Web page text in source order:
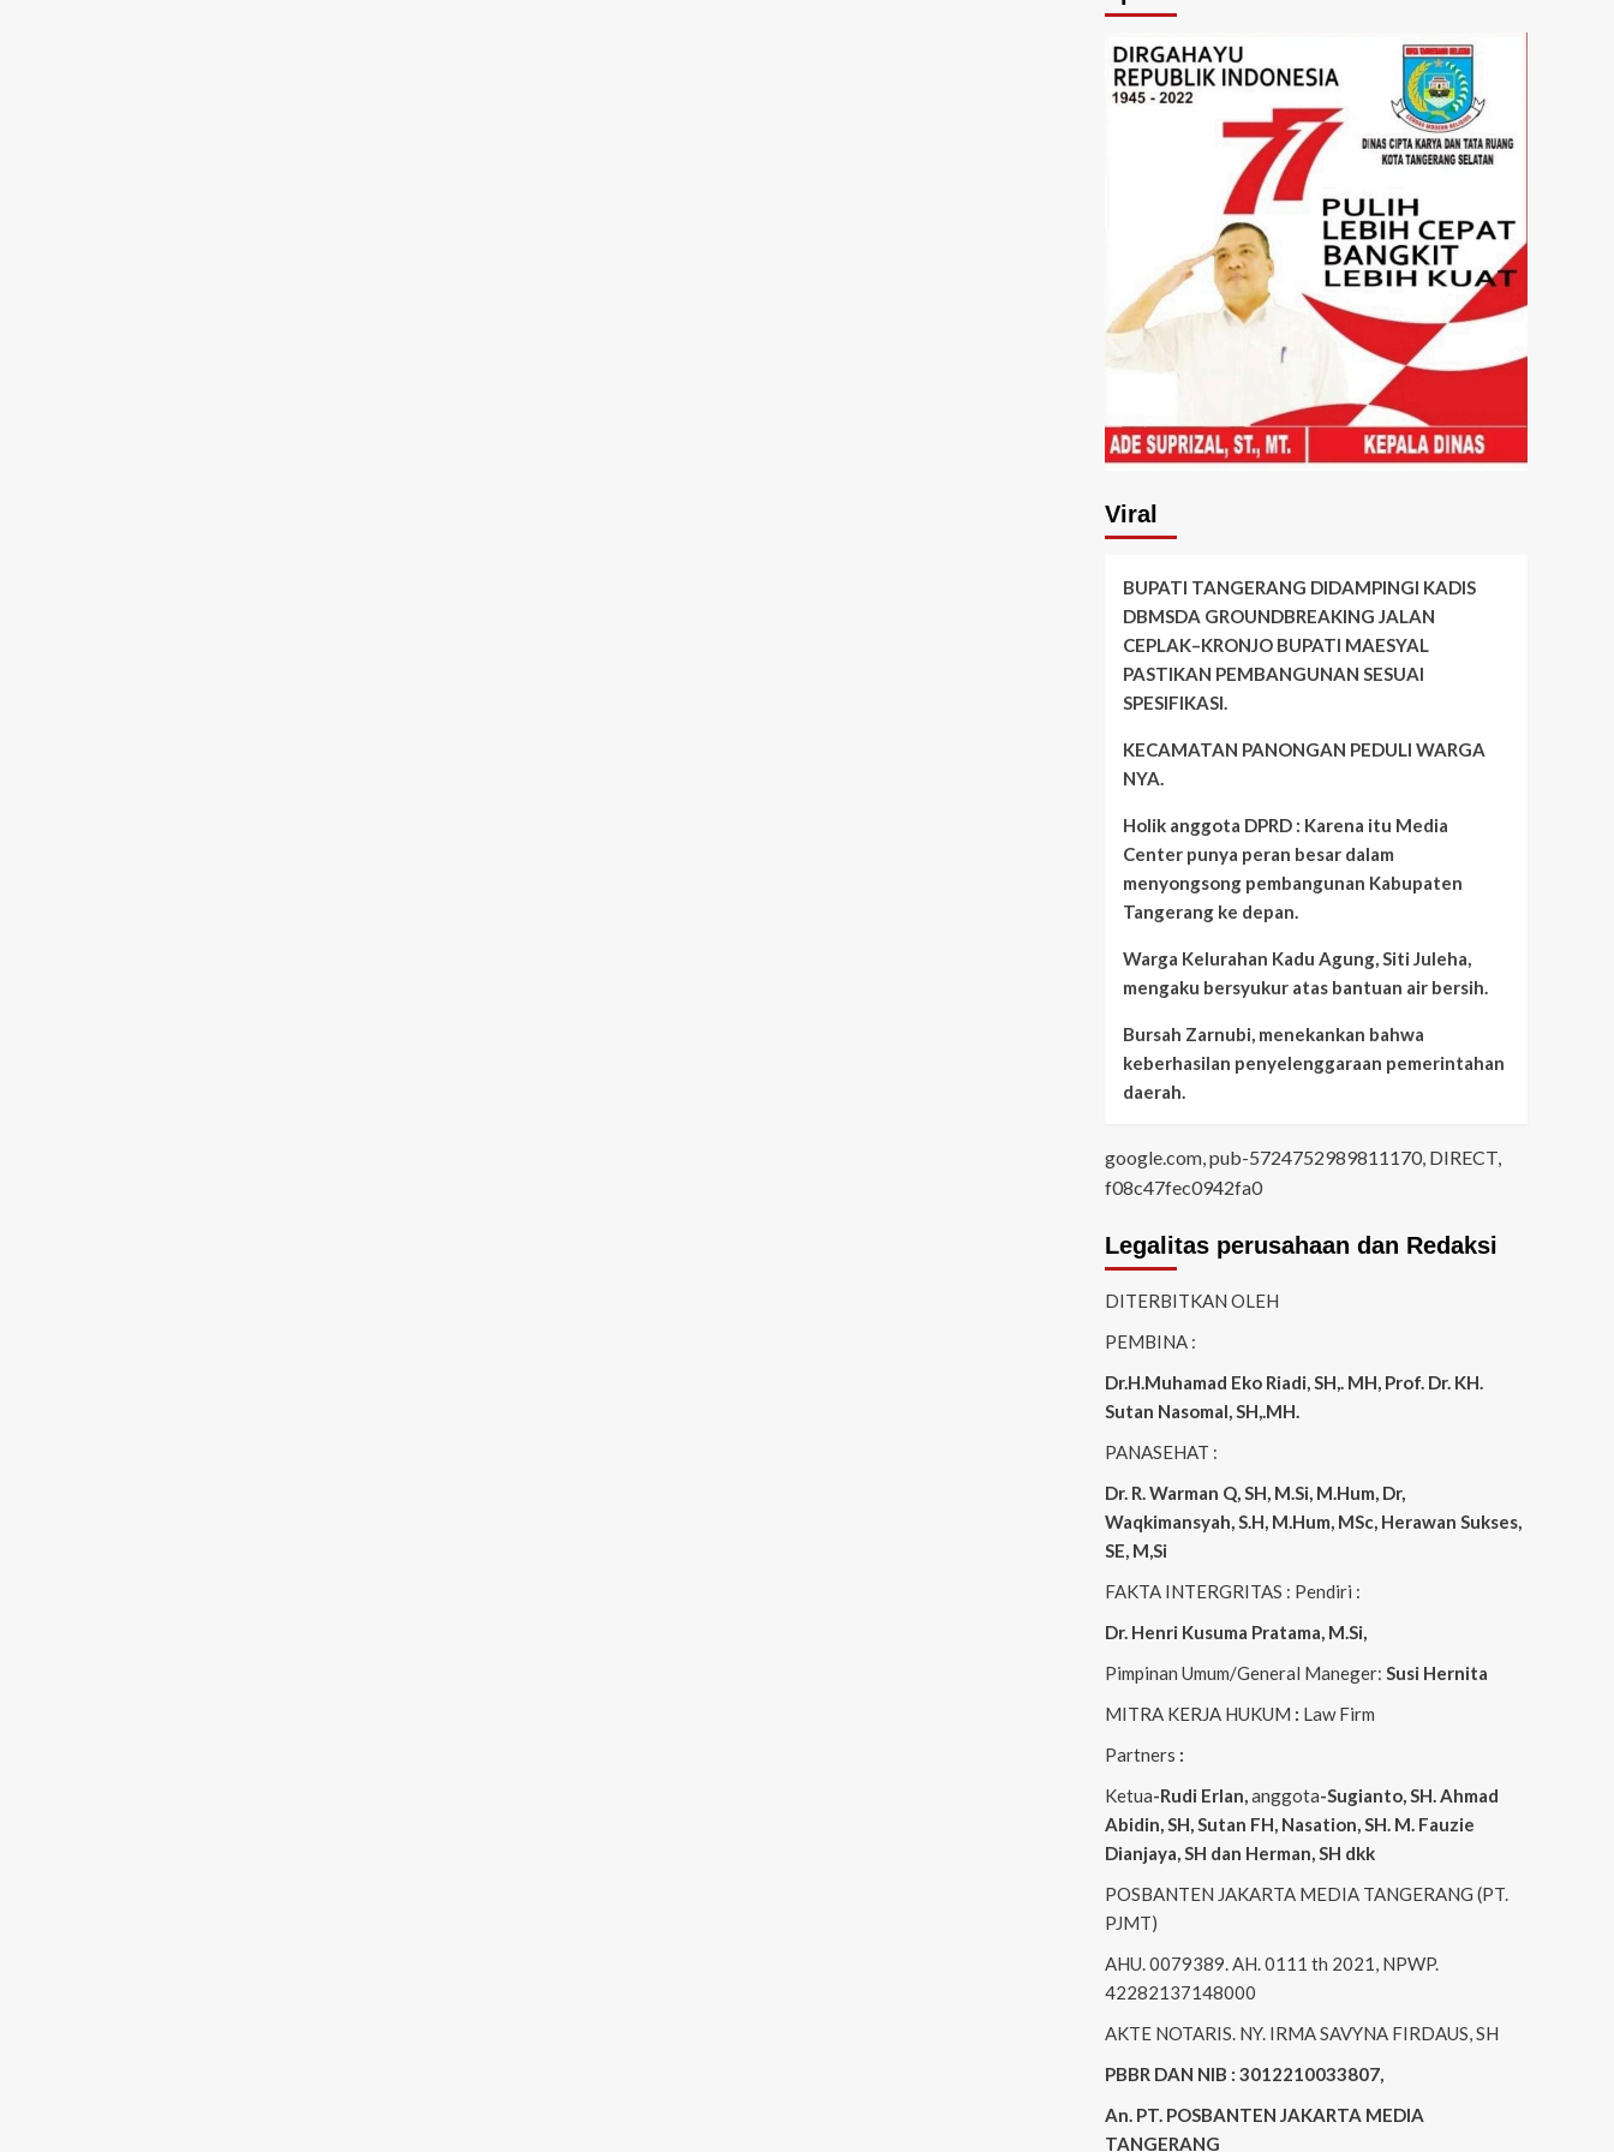
Viral
BUPATI TANGERANG DIDAMPINGI KADIS
DBMSDA GROUNDBREAKING JALAN
CEPLAK–KRONJO BUPATI MAESYAL
PASTIKAN PEMBANGUNAN SESUAI
SPESIFIKASI.
KECAMATAN PANONGAN PEDULI WARGA
NYA.
Holik anggota DPRD : Karena itu Media
Center punya peran besar dalam
menyongsong pembangunan Kabupaten
Tangerang ke depan.
Warga Kelurahan Kadu Agung, Siti Juleha,
mengaku bersyukur atas bantuan air bersih.
Bursah Zarnubi, menekankan bahwa
keberhasilan penyelenggaraan pemerintahan
daerah.
google.com, pub-5724752989811170, DIRECT,
f08c47fec0942fa0
Legalitas perusahaan dan Redaksi
DITERBITKAN OLEH
PEMBINA :
Dr.H.Muhamad Eko Riadi , SH,. MH , Prof. Dr. KH.
Sutan Nasomal, SH,.MH.
PANASEHAT :
Dr. R. Warman Q, SH, M.Si, M.Hum Dr,
Waqkimansyah, S.H, M.Hum, MSc, Herawan Sukses,
SE, M,Si
FAKTA INTERGRITAS : Pendiri :
Dr. Henri Kusuma Pratama, M.Si
Pimpinan Umum/General Maneger: Susi Hernita
MITRA KERJA HUKUM : Law Firm
Partners :
Ketua-Rudi Erlan anggota-Sugianto, SH. Ahmad
Abidin , SH, Sutan FH, Nasation , SH. M. Fauzie
Dianjaya , SH dan Herman, SH dkk
POSBANTEN JAKARTA MEDIA TANGERANG (PT.
PJMT)
AHU. 0079389. AH. 0111 th 2021, NPWP.
42282137148000
AKTE NOTARIS. NY. IRMA SAVYNA FIRDAUS, SH
PBBR DAN NIB : 3012210033807,
An. PT. POSBANTEN JAKARTA MEDIA
TANGERANG